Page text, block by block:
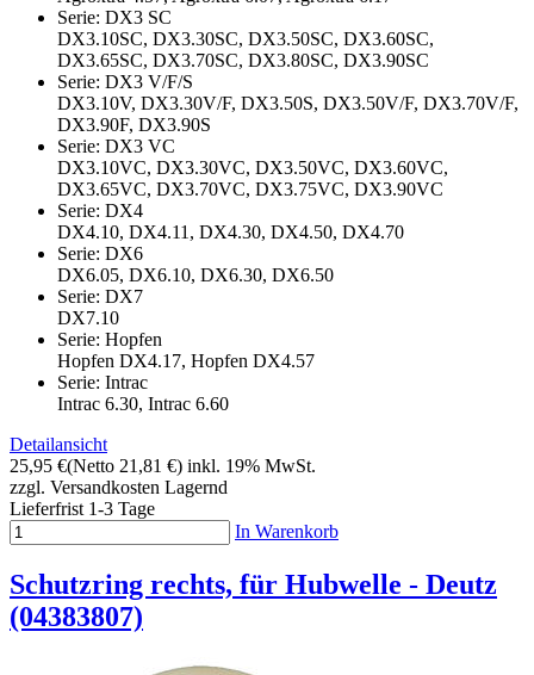
Serie: DX3 SC
DX3.10SC, DX3.30SC, DX3.50SC, DX3.60SC,
DX3.65SC, DX3.70SC, DX3.80SC, DX3.90SC
Serie: DX3 V/F/S
DX3.10V, DX3.30V/F, DX3.50S, DX3.50V/F, DX3.70V/F,
DX3.90F, DX3.90S
Serie: DX3 VC
DX3.10VC, DX3.30VC, DX3.50VC, DX3.60VC,
DX3.65VC, DX3.70VC, DX3.75VC, DX3.90VC
Serie: DX4
DX4.10, DX4.11, DX4.30, DX4.50, DX4.70
Serie: DX6
DX6.05, DX6.10, DX6.30, DX6.50
Serie: DX7
DX7.10
Serie: Hopfen
Hopfen DX4.17, Hopfen DX4.57
Serie: Intrac
Intrac 6.30, Intrac 6.60
Detailansicht
25,95 €(Netto 21,81 €) inkl. 19% MwSt.
zzgl. Versandkosten Lagernd
Lieferfrist 1-3 Tage
In Warenkorb
Schutzring rechts, für Hubwelle - Deutz
(04383807)